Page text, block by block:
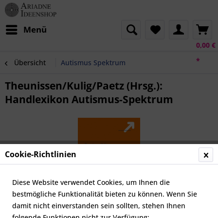
Menü
0,00 €
*
Übersicht Autismus Spektrum
Theunissen/Kulig/Paetz (Hrsg.):
Handlexikon Autismus-Spektrum
Cookie-Richtlinien
Diese Website verwendet Cookies, um Ihnen die
bestmögliche Funktionalität bieten zu können. Wenn Sie
damit nicht einverstanden sein sollten, stehen Ihnen